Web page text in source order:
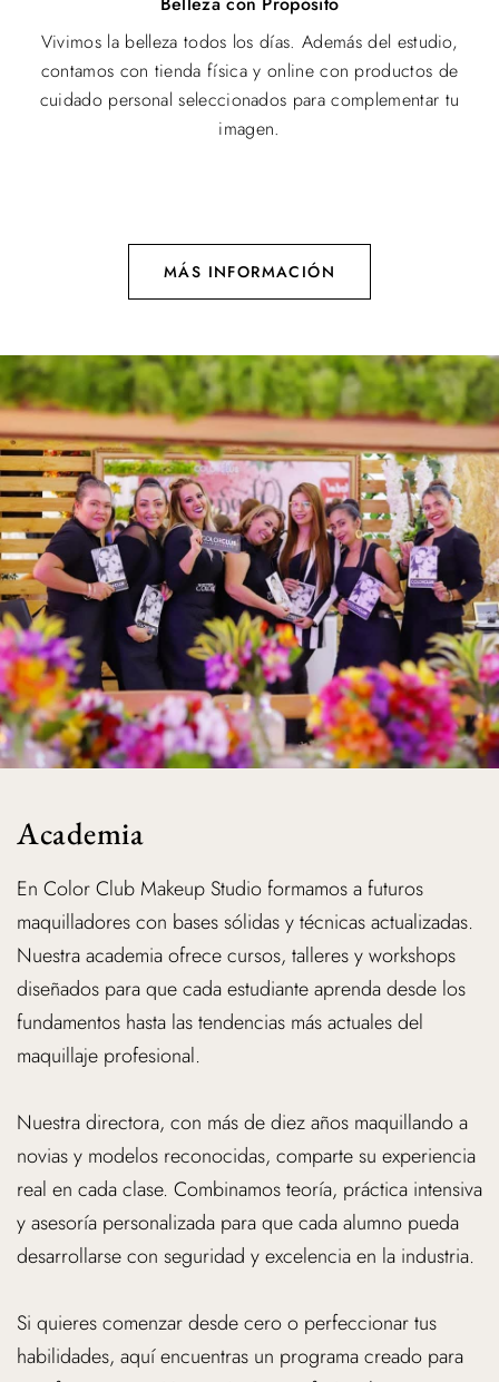
Vivimos la belleza todos los días. Además del estudio,
contamos con tienda física y online con productos de
cuidado personal seleccionados para complementar tu
imagen.
MÁS INFORMACIÓN
maquilladores con bases sólidas y técnicas actualizadas.
Nuestra academia ofrece cursos, talleres y workshops
diseñados para que cada estudiante aprenda desde los
fundamentos hasta las tendencias más actuales del
maquillaje profesional.
novias y modelos reconocidas, comparte su experiencia
real en cada clase. Combinamos teoría, práctica intensiva
y asesoría personalizada para que cada alumno pueda
desarrollarse con seguridad y excelencia en la industria.
habilidades, aquí encuentras un programa creado para
transformar tu pasión en técnica profesional.